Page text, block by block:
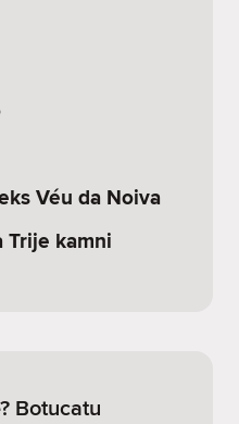
Véu da Noiva
Trije kamni
Botucatu